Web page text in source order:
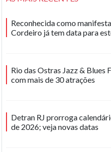
Reconhecida como
Cordeiro já tem data para
Rio das Ostras Jazz & Blues
com mais de 30 atrações
Detran RJ prorroga
de 2026; veja novas datas